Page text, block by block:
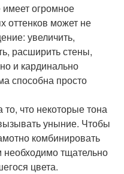
огромное
оттенков может не
увеличить,
расширить стены,
и кардинально
способна просто
что некоторые тона
уныние. Чтобы
комбинировать
тщательно
цвета.